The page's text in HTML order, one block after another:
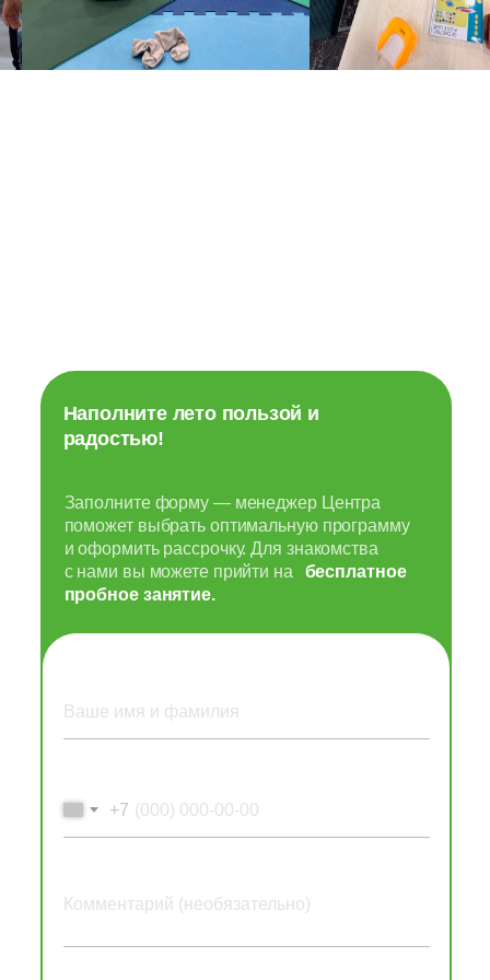
Наполните лето пользой и
радостью!
бесплатное
пробное занятие.
Заполните форму — менеджер Центра
поможет выбрать оптимальную программу
и оформить рассрочку. Для знакомства
с нами вы можете прийти на
+7